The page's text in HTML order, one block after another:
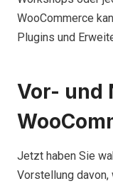
WooCommerce
Plugins und
Vor- und
Jetzt haben Sie
Vorstellung